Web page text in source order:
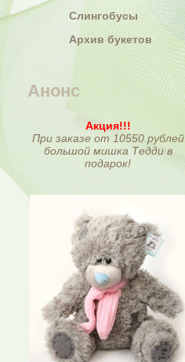
Слингобусы
Архив букетов
Анонс
Акция!!!
При заказе от 10550 рублей
большой мишка Тедди в
подарок!